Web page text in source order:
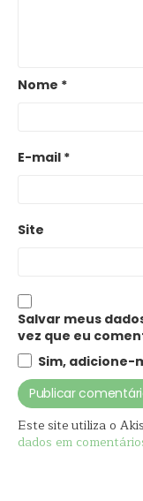
Nome *
E-mail *
Site
Salvar meus
vez que eu
Sim, adicione-
Este site utiliza o
dados em